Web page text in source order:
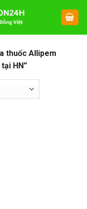
thuốc Allipem
HN”